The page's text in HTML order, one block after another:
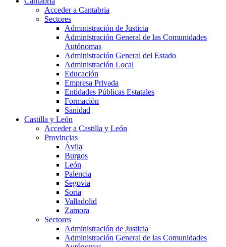
Acceder a Cantabria
Sectores
Administración de Justicia
Administración General de las Comunidades
Autónomas
Administración General del Estado
Administración Local
Educación
Empresa Privada
Entidades Públicas Estatales
Formación
Sanidad
Castilla y León
Acceder a Castilla y León
Provincias
Ávila
Burgos
León
Palencia
Segovia
Soria
Valladolid
Zamora
Sectores
Administración de Justicia
Administración General de las Comunidades